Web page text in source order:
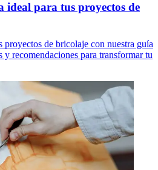
ideal para tus proyectos de
de bricolaje con nuestra guía
y recomendaciones para transformar tu